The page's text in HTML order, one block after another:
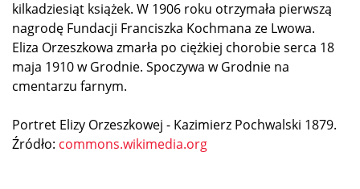
kilkadziesiąt książek. W 1906 roku otrzymała pierwszą
nagrodę Fundacji Franciszka Kochmana ze Lwowa.
Eliza Orzeszkowa zmarła po ciężkiej chorobie serca 18
maja 1910 w Grodnie. Spoczywa w Grodnie na
cmentarzu farnym.
Portret Elizy Orzeszkowej - Kazimierz Pochwalski 1879.
Źródło: commons.wikimedia.org